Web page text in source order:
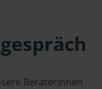
Beraterinnen